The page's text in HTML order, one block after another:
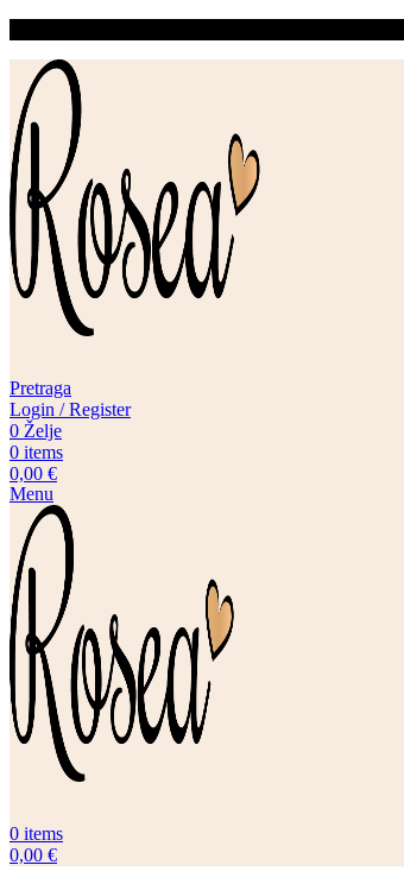
Pretraga
Login / Register
0 Želje
0 items
0,00 €
Menu
0 items
0,00 €